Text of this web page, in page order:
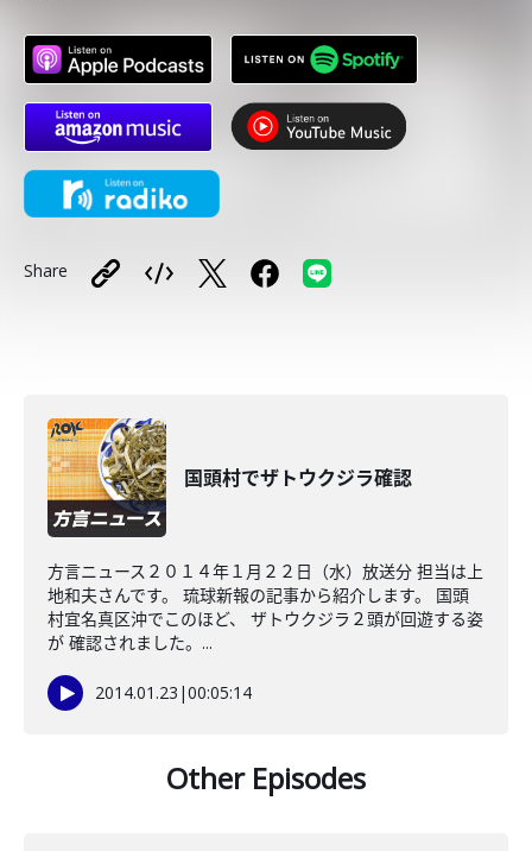
Share
国頭村でザトウクジラ確認
方言ニュース２０１４年１月２２日（水）放送分 担当は上
地和夫さんです。 琉球新報の記事から紹介します。 国頭
村宜名真区沖でこのほど、 ザトウクジラ２頭が回遊する姿
が 確認されました。...
2014.01.23 |00:05:14
Other Episodes